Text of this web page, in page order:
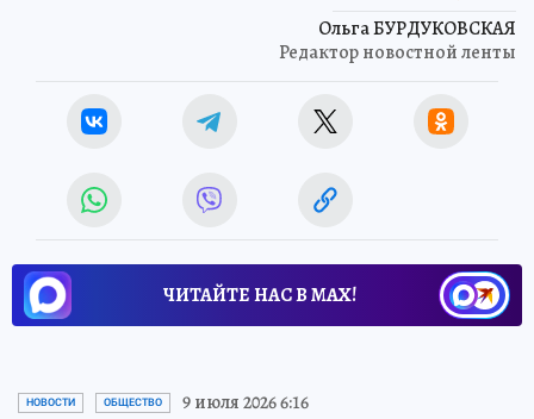
Ольга БУРДУКОВСКАЯ
Редактор новостной ленты
ЧИТАЙТЕ НАС В МАХ!
НОВОСТИ ОБЩЕСТВО 9 июля 2026 6:16